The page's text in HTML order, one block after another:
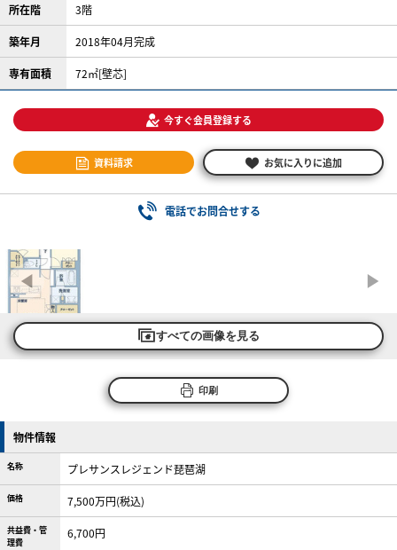
所在階 3階
築年月 2018年04月完成
専有面積 72㎡[壁芯]
今すぐ会員登録する
資料請求 お気に入りに追加
電話でお問合せする
すべての画像を見る
印刷
物件情報
名称 プレサンスレジェンド琵琶湖
価格 7,500万円(税込)
共益費・管
理費
6,700円